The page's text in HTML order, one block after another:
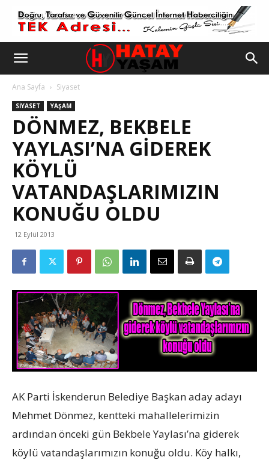
Ana Sayfa Siyaset
SIYASET YAŞAM
DÖNMEZ, BEKBELE
YAYLASI’NA GIDEREK
KÖYLÜ
VATANDAŞLARIMIZIN
KONUĞU OLDU
12 Eylül 2013
AK Parti İskenderun Belediye Başkan aday adayı
Mehmet Dönmez, kentteki mahallelerimizin
ardından önceki gün Bekbele Yaylası’na giderek
köylü vatandaşlarımızın konuğu oldu. Köy halkı,